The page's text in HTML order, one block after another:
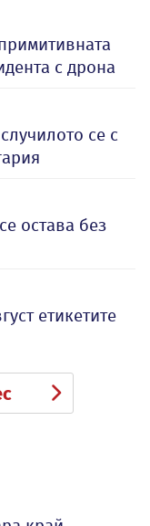
с дрона
се с
остава без
етикетите